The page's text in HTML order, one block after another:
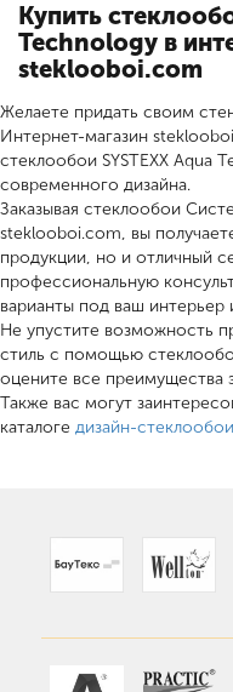
Купить
Technology в
steklooboi.com
Желаете придать своим
Интернет-магазин
стеклообои SYSTEXX Aqua
современного дизайна.
Заказывая стеклообои
steklooboi.com, вы
продукции, но и отличный
профессиональную
варианты под ваш интерьер
Не упустите возможность
стиль с помощью
оцените все преимущества
Также вас могут
каталоге дизайн-стеклообои